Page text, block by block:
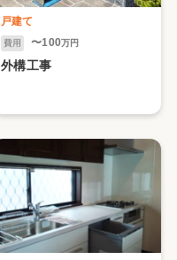
戸建て
費用 〜100万円
外構工事